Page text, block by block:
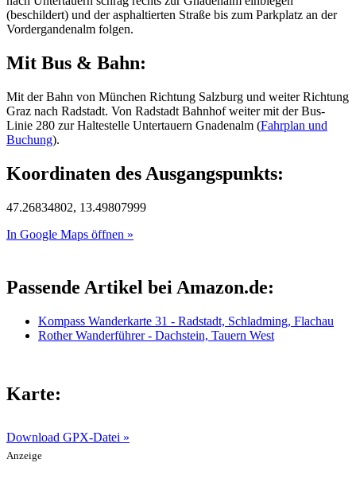
(beschildert) und der asphaltierten Straße bis zum Parkplatz an der
Vordergandenalm folgen.
Mit Bus & Bahn:
Mit der Bahn von München Richtung Salzburg und weiter Richtung
Graz nach Radstadt. Von Radstadt Bahnhof weiter mit der Bus-
Linie 280 zur Haltestelle Untertauern Gnadenalm (Fahrplan und
Buchung).
Koordinaten des Ausgangspunkts:
47.26834802, 13.49807999
In Google Maps öffnen »
Passende Artikel bei Amazon.de:
Kompass Wanderkarte 31 - Radstadt, Schladming, Flachau
Rother Wanderführer - Dachstein, Tauern West
Karte:
Download GPX-Datei »
Anzeige